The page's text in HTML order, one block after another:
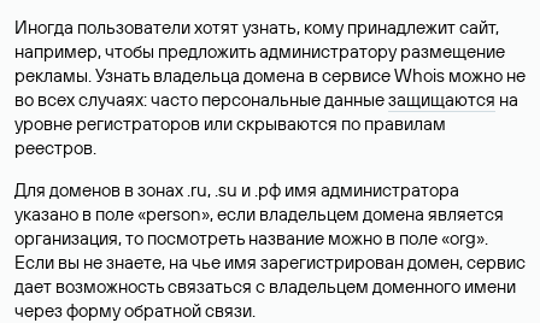
Иногда пользователи хотят узнать, кому принадлежит сайт,
например, чтобы предложить администратору размещение
рекламы. Узнать владельца домена в сервисе Whois можно не
во всех случаях: часто персональные данныезащищаются на
уровне регистраторов или скрываются по правилам
реестров.
Для доменов в зонах .ru, .su и .рф имя администратора
указано в поле «person», если владельцем домена является
организация, то посмотреть название можно в поле «org».
Если вы не знаете, на чье имя зарегистрирован домен, сервис
дает возможность связаться с владельцем доменного имени
через форму обратной связи.